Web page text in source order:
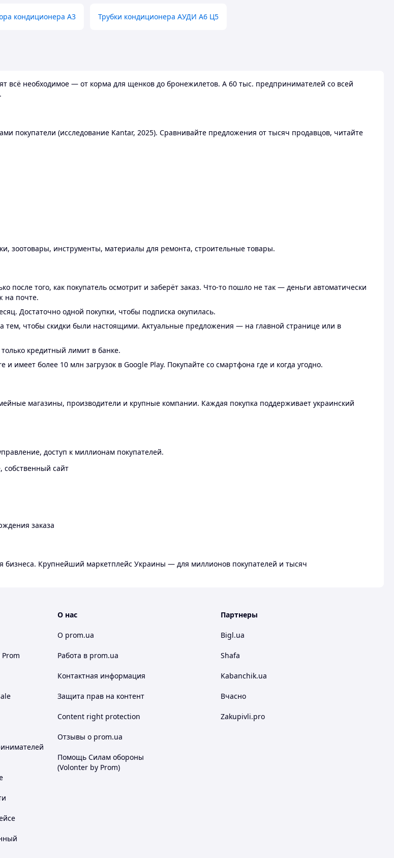
кондиционера А3 Трубки кондиционера АУДИ А6 Ц5
всё необходимое — от корма для щенков до бронежилетов. А 60 тыс. предпринимателей со всей
покупатели (исследование Kantar, 2025). Сравнивайте предложения от тысяч продавцов, читайте
зоотовары, инструменты, материалы для ремонта, строительные товары.
после того, как покупатель осмотрит и заберёт заказ. Что-то пошло не так — деньги автоматически
на почте.
Достаточно одной покупки, чтобы подписка окупилась.
тем, чтобы скидки были настоящими. Актуальные предложения — на главной странице или в
кредитный лимит в банке.
имеет более 10 млн загрузок в Google Play. Покупайте со смартфона где и когда угодно.
магазины, производители и крупные компании. Каждая покупка поддерживает украинский
доступ к миллионам покупателей.
сайт
заказа
бизнеса. Крупнейший маркетплейс Украины — для миллионов покупателей и тысяч
Prom
О нас
О prom.ua
Работа в prom.ua
Контактная информация
Защита прав на контент
Content right protection
Отзывы о prom.ua
Помощь Силам обороны
(Volonter by Prom)
Партнеры
Bigl.ua
Shafa
Kabanchik.ua
Вчасно
Zakupivli.pro